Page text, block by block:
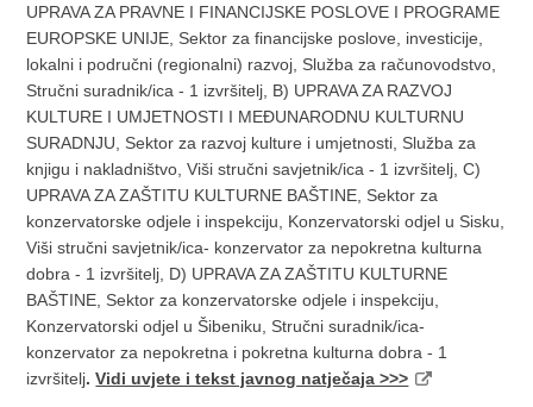
UPRAVA ZA PRAVNE I FINANCIJSKE POSLOVE I PROGRAME
EUROPSKE UNIJE, Sektor za financijske poslove, investicije,
lokalni i područni (regionalni) razvoj, Služba za računovodstvo,
Stručni suradnik/ica - 1 izvršitelj, B) UPRAVA ZA RAZVOJ
KULTURE I UMJETNOSTI I MEĐUNARODNU KULTURNU
SURADNJU, Sektor za razvoj kulture i umjetnosti, Služba za
knjigu i nakladništvo, Viši stručni savjetnik/ica - 1 izvršitelj, C)
UPRAVA ZA ZAŠTITU KULTURNE BAŠTINE, Sektor za
konzervatorske odjele i inspekciju, Konzervatorski odjel u Sisku,
Viši stručni savjetnik/ica- konzervator za nepokretna kulturna
dobra - 1 izvršitelj, D) UPRAVA ZA ZAŠTITU KULTURNE
BAŠTINE, Sektor za konzervatorske odjele i inspekciju,
Konzervatorski odjel u Šibeniku, Stručni suradnik/ica-
konzervator za nepokretna i pokretna kulturna dobra - 1
izvršitelj.Vidi uvjete i tekst javnog natječaja >>>